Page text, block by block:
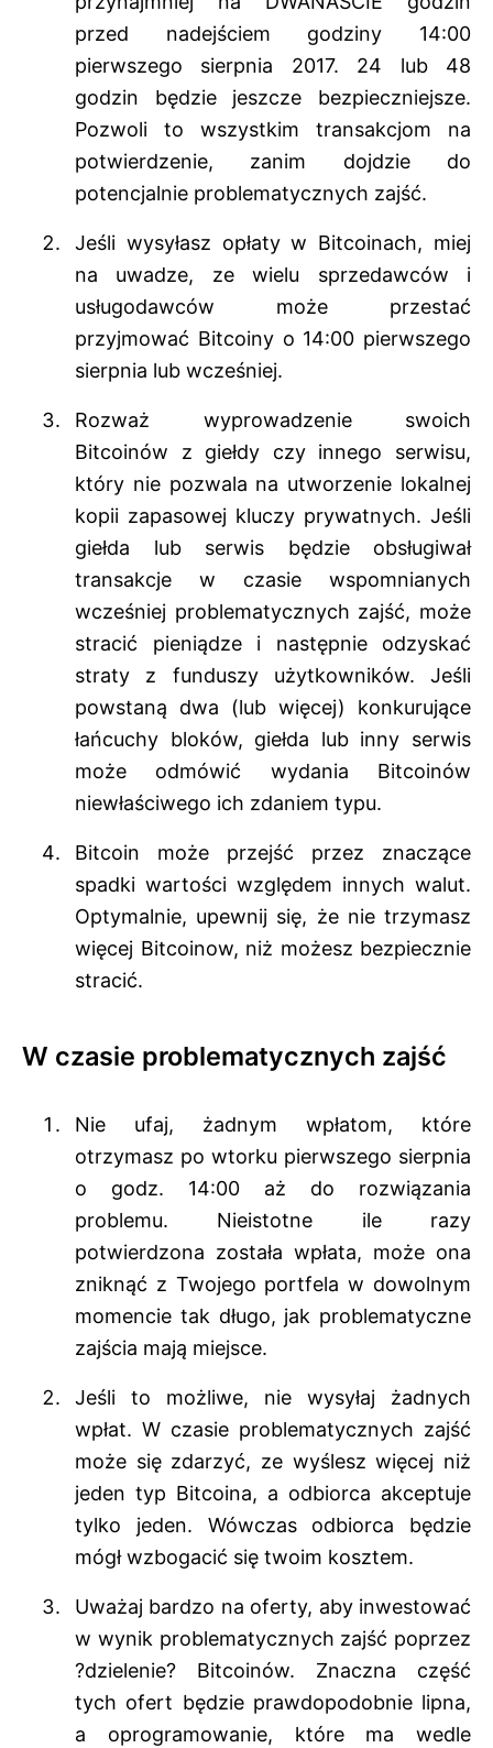
przed nadejściem godziny 14:00
pierwszego sierpnia 2017. 24 lub 48
godzin będzie jeszcze bezpieczniejsze.
Pozwoli to wszystkim transakcjom na
potwierdzenie, zanim dojdzie do
potencjalnie problematycznych zajść.
Jeśli wysyłasz opłaty w Bitcoinach, miej
na uwadze, ze wielu sprzedawców i
usługodawców może przestać
przyjmować Bitcoiny o 14:00 pierwszego
sierpnia lub wcześniej.
Rozważ wyprowadzenie swoich
Bitcoinów z giełdy czy innego serwisu,
który nie pozwala na utworzenie lokalnej
kopii zapasowej kluczy prywatnych. Jeśli
giełda lub serwis będzie obsługiwał
transakcje w czasie wspomnianych
wcześniej problematycznych zajść, może
stracić pieniądze i następnie odzyskać
straty z funduszy użytkowników. Jeśli
powstaną dwa (lub więcej) konkurujące
łańcuchy bloków, giełda lub inny serwis
może odmówić wydania Bitcoinów
niewłaściwego ich zdaniem typu.
Bitcoin może przejść przez znaczące
spadki wartości względem innych walut.
Optymalnie, upewnij się, że nie trzymasz
więcej Bitcoinow, niż możesz bezpiecznie
stracić.
W czasie problematycznych zajść
Nie ufaj, żadnym wpłatom, które
otrzymasz po wtorku pierwszego sierpnia
o godz. 14:00 aż do rozwiązania
problemu. Nieistotne ile razy
potwierdzona została wpłata, może ona
zniknąć z Twojego portfela w dowolnym
momencie tak długo, jak problematyczne
zajścia mają miejsce.
Jeśli to możliwe, nie wysyłaj żadnych
wpłat. W czasie problematycznych zajść
może się zdarzyć, ze wyślesz więcej niż
jeden typ Bitcoina, a odbiorca akceptuje
tylko jeden. Wówczas odbiorca będzie
mógł wzbogacić się twoim kosztem.
Uważaj bardzo na oferty, aby inwestować
w wynik problematycznych zajść poprzez
?dzielenie? Bitcoinów. Znaczna część
tych ofert będzie prawdopodobnie lipna,
a oprogramowanie, które ma wedle